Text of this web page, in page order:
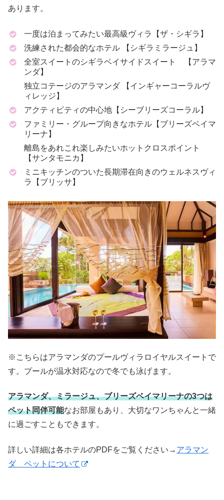
あります。
一度は泊まってみたい最高級ヴィラ【ザ・シギラ】
洗練された都会的なホテル 【シギラミラージュ】
全室スイートのシギラベイサイドスイート 【アラマ
ンダ】
独立コテージのアラマンダ 【インギャーコーラルヴ
ィレッジ】
アクティビティの中心地【シーブリーズコーラル】
ファミリー・グループ向きなホテル【ブリーズベイマ
リーナ】
離島をあれこれ楽しみたいホットクロスポイント
【サンタモニカ】
ミニキッチンのついた長期滞在向きのウェルネスヴィ
ラ【ブリッサ】
※こちらはアラマンダのプールヴィラロイヤルスイートで
す。プールが温水対応なので冬でも泳げます。
アラマンダ、ミラージュ、ブリーズベイマリーナの3つは
ペット同伴可能なお部屋もあり、大切なワンちゃんと一緒
に過ごすこともできます。
詳しい詳細は各ホテルのPDFをご覧ください→ アラマン
ダ ペットについて